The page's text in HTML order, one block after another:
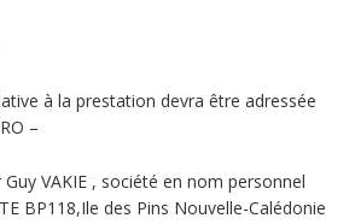
à la prestation devra être adressée
–
VAKIE , société en nom personnel
BP118,Ile des Pins Nouvelle-Calédonie